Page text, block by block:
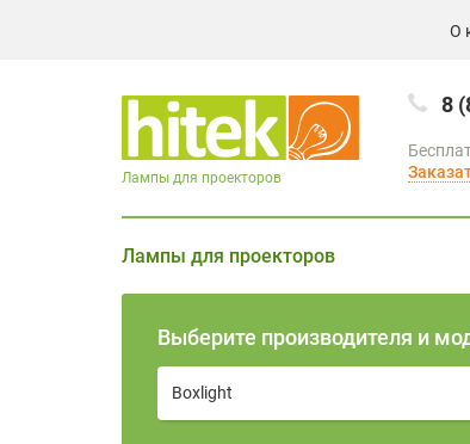
О
8
Лампы для проекторов
Лампы для проекторов
Выберите производителя и
Boxlight